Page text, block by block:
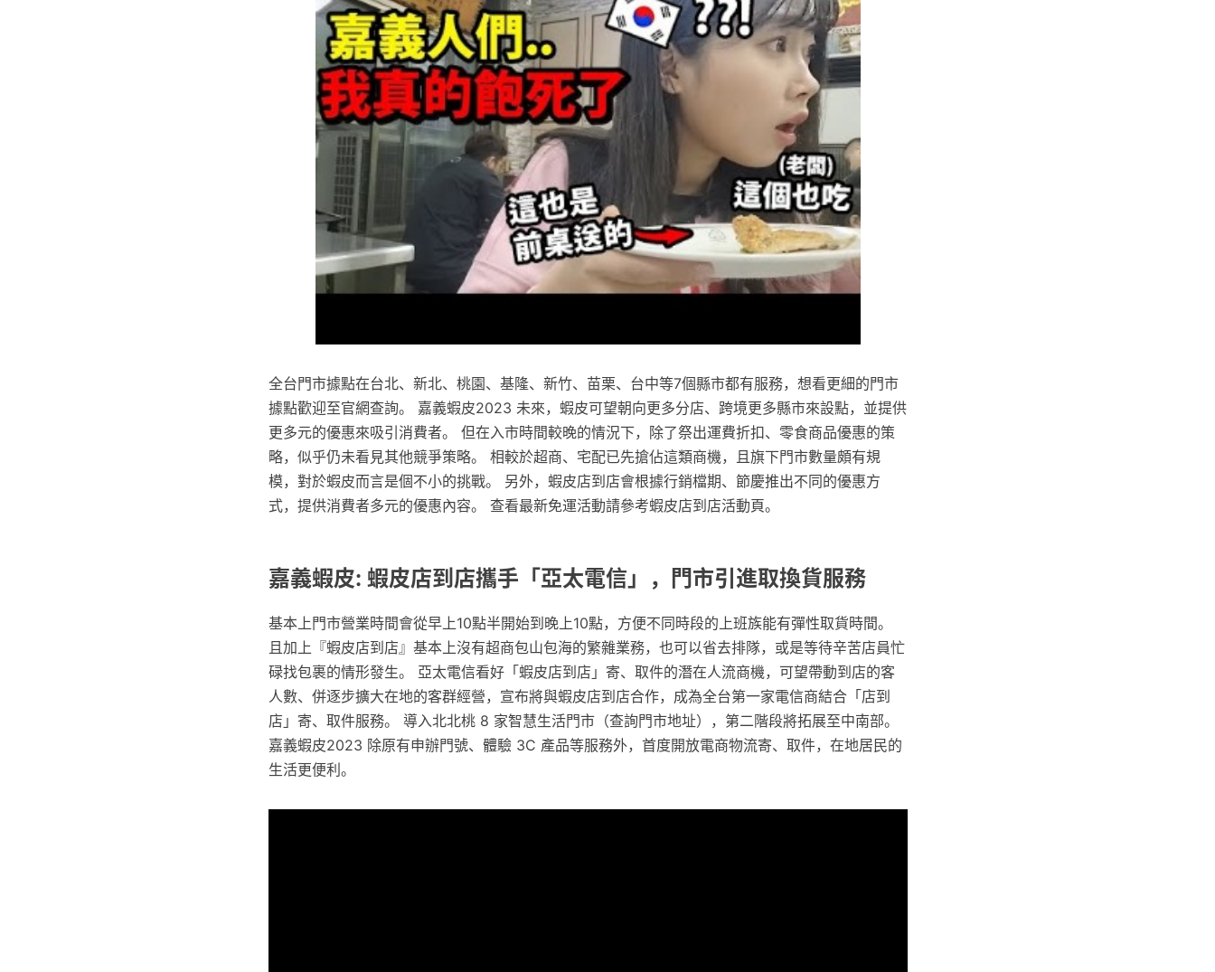
全台門市據點在台北、新北、桃園、基隆、新竹、苗栗、台中等7個縣市都有服務，想看更細的門市
據點歡迎至官網查詢。 嘉義蝦皮2023 未來，蝦皮可望朝向更多分店、跨境更多縣市來設點，並提供
更多元的優惠來吸引消費者。 但在入市時間較晚的情況下，除了祭出運費折扣、零食商品優惠的策
略，似乎仍未看見其他競爭策略。 相較於超商、宅配已先搶佔這類商機，且旗下門市數量頗有規
模，對於蝦皮而言是個不小的挑戰。 另外，蝦皮店到店會根據行銷檔期、節慶推出不同的優惠方
式，提供消費者多元的優惠內容。 查看最新免運活動請參考蝦皮店到店活動頁。
嘉義蝦皮: 蝦皮店到店攜手「亞太電信」，門市引進取換貨服務
基本上門市營業時間會從早上10點半開始到晚上10點，方便不同時段的上班族能有彈性取貨時間。
且加上『蝦皮店到店』基本上沒有超商包山包海的繁雜業務，也可以省去排隊，或是等待辛苦店員忙
碌找包裹的情形發生。 亞太電信看好「蝦皮店到店」寄、取件的潛在人流商機，可望帶動到店的客
人數、併逐步擴大在地的客群經營，宣布將與蝦皮店到店合作，成為全台第一家電信商結合「店到
店」寄、取件服務。 導入北北桃 8 家智慧生活門市（查詢門市地址），第二階段將拓展至中南部。
嘉義蝦皮2023 除原有申辦門號、體驗 3C 產品等服務外，首度開放電商物流寄、取件，在地居民的
生活更便利。